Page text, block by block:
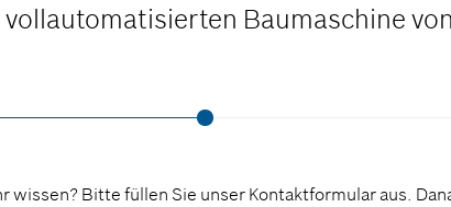
vollautomatisierten Baumaschine
wissen? Bitte füllen Sie unser Kontaktformular aus.